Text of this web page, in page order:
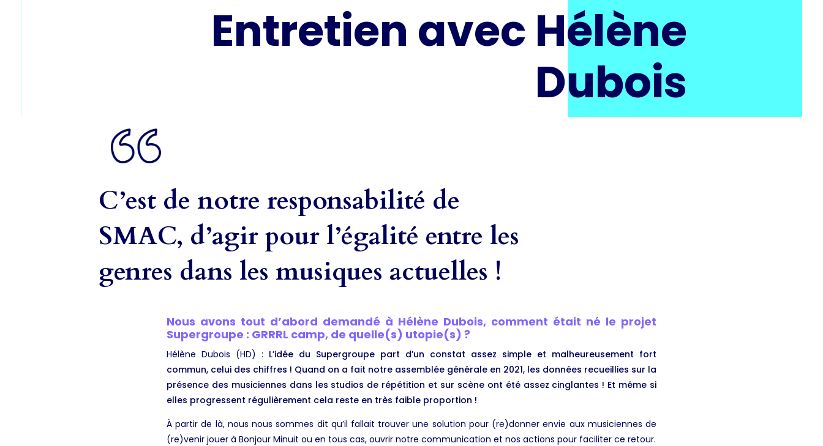
Entretien avec Hélène
Dubois
C’est de notre responsabilité de
SMAC, d’agir pour l’égalité entre les
genres dans les musiques actuelles !
Nous avons tout d’abord demandé à Hélène Dubois, comment était né le projet
Supergroupe : GRRRL camp, de quelle(s) utopie(s) ?
Hélène Dubois (HD) : L’idée du Supergroupe part d’un constat assez simple et malheureusement fort
commun, celui des chiffres ! Quand on a fait notre assemblée générale en 2021, les données recueillies sur la
présence des musiciennes dans les studios de répétition et sur scène ont été assez cinglantes ! Et même si
elles progressent régulièrement cela reste en très faible proportion !
À partir de là, nous nous sommes dit qu’il fallait trouver une solution pour (re)donner envie aux musiciennes de
(re)venir jouer à Bonjour Minuit ou en tous cas, ouvrir notre communication et nos actions pour faciliter ce retour.